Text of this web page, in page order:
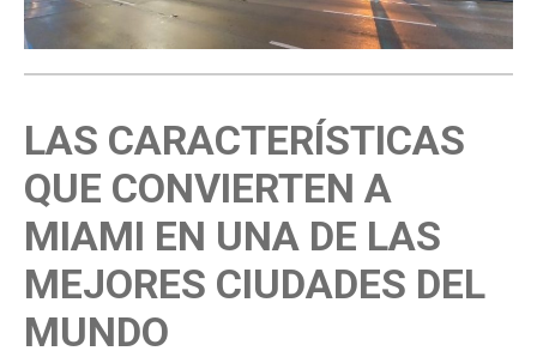
LAS CARACTERÍSTICAS
QUE CONVIERTEN A
MIAMI EN UNA DE LAS
MEJORES CIUDADES DEL
MUNDO